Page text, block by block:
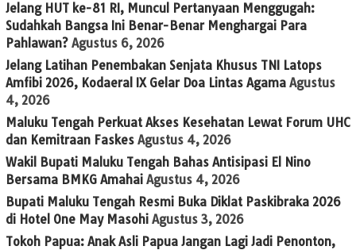
Jelang HUT ke-81 RI, Muncul Pertanyaan Menggugah:
Sudahkah Bangsa Ini Benar-Benar Menghargai Para
Pahlawan? Agustus 6, 2026
Jelang Latihan Penembakan Senjata Khusus TNI Latops
Amfibi 2026, Kodaeral IX Gelar Doa Lintas Agama Agustus
4, 2026
Maluku Tengah Perkuat Akses Kesehatan Lewat Forum UHC
dan Kemitraan Faskes Agustus 4, 2026
Wakil Bupati Maluku Tengah Bahas Antisipasi El Nino
Bersama BMKG Amahai Agustus 4, 2026
Bupati Maluku Tengah Resmi Buka Diklat Paskibraka 2026
di Hotel One May Masohi Agustus 3, 2026
Tokoh Papua: Anak Asli Papua Jangan Lagi Jadi Penonton,